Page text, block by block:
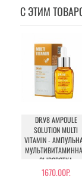
С ЭТИМ
DR.V8 AMPOULE
SOLUTION MULTI
VITAMIN -
СЫВОРОТКА
1670.00Р.